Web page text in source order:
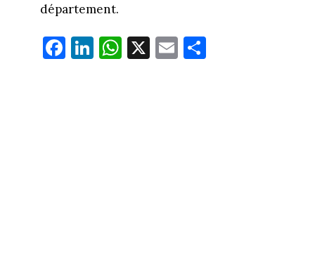
département.
Fa
ce
Li
nk
W
ha
X E
m
Pa